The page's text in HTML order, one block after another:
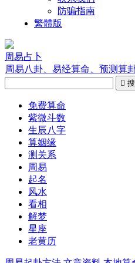
防骗指南
繁體版
周易占卜
周易八卦、易经算命、预测算

免费算命
紫微斗数
生辰八字
算姻缘
测关系
周易
起名
风水
看相
解梦
星座
老黄历